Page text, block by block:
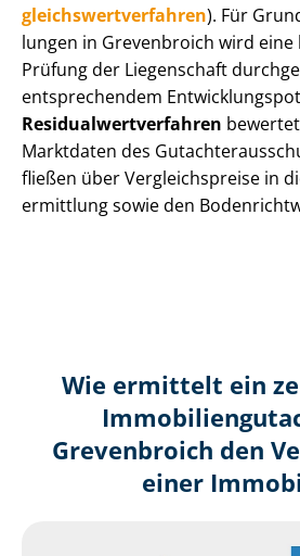
gleichs­wert­ver­fah­ren). Für
lun­gen in Grevenbroich wird
Prüfung der Liegenschaft
entsprechendem
Re­si­du­al­wert­ver­fah­ren
Marktdaten des
fließen über Ver­gleichs­prei­se in
ermitt­lung sowie den
Wie ermittelt ein
Grevenbroich den
einer